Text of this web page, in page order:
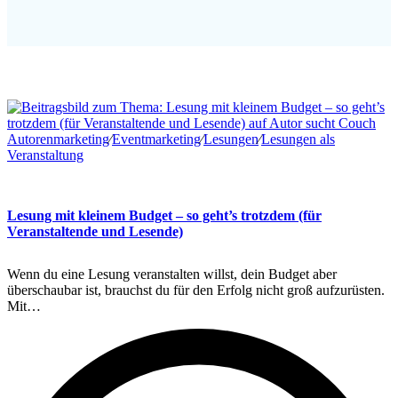
Autorenmarketing∕Eventmarketing∕Lesungen∕Lesungen als
Veranstaltung
Lesung mit kleinem Budget – so geht’s trotzdem (für
Veranstaltende und Lesende)
Wenn du eine Lesung veranstalten willst, dein Budget aber
überschaubar ist, brauchst du für den Erfolg nicht groß aufzurüsten.
Mit…